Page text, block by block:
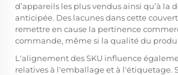
d’appareils les plus vendus ainsi qu’à la
anticipée. Des lacunes dans cette
remettre en cause la pertinence
commande, même si la qualité du
L'alignement des SKU influence
relatives à l'emballage et à l'étiquetage.